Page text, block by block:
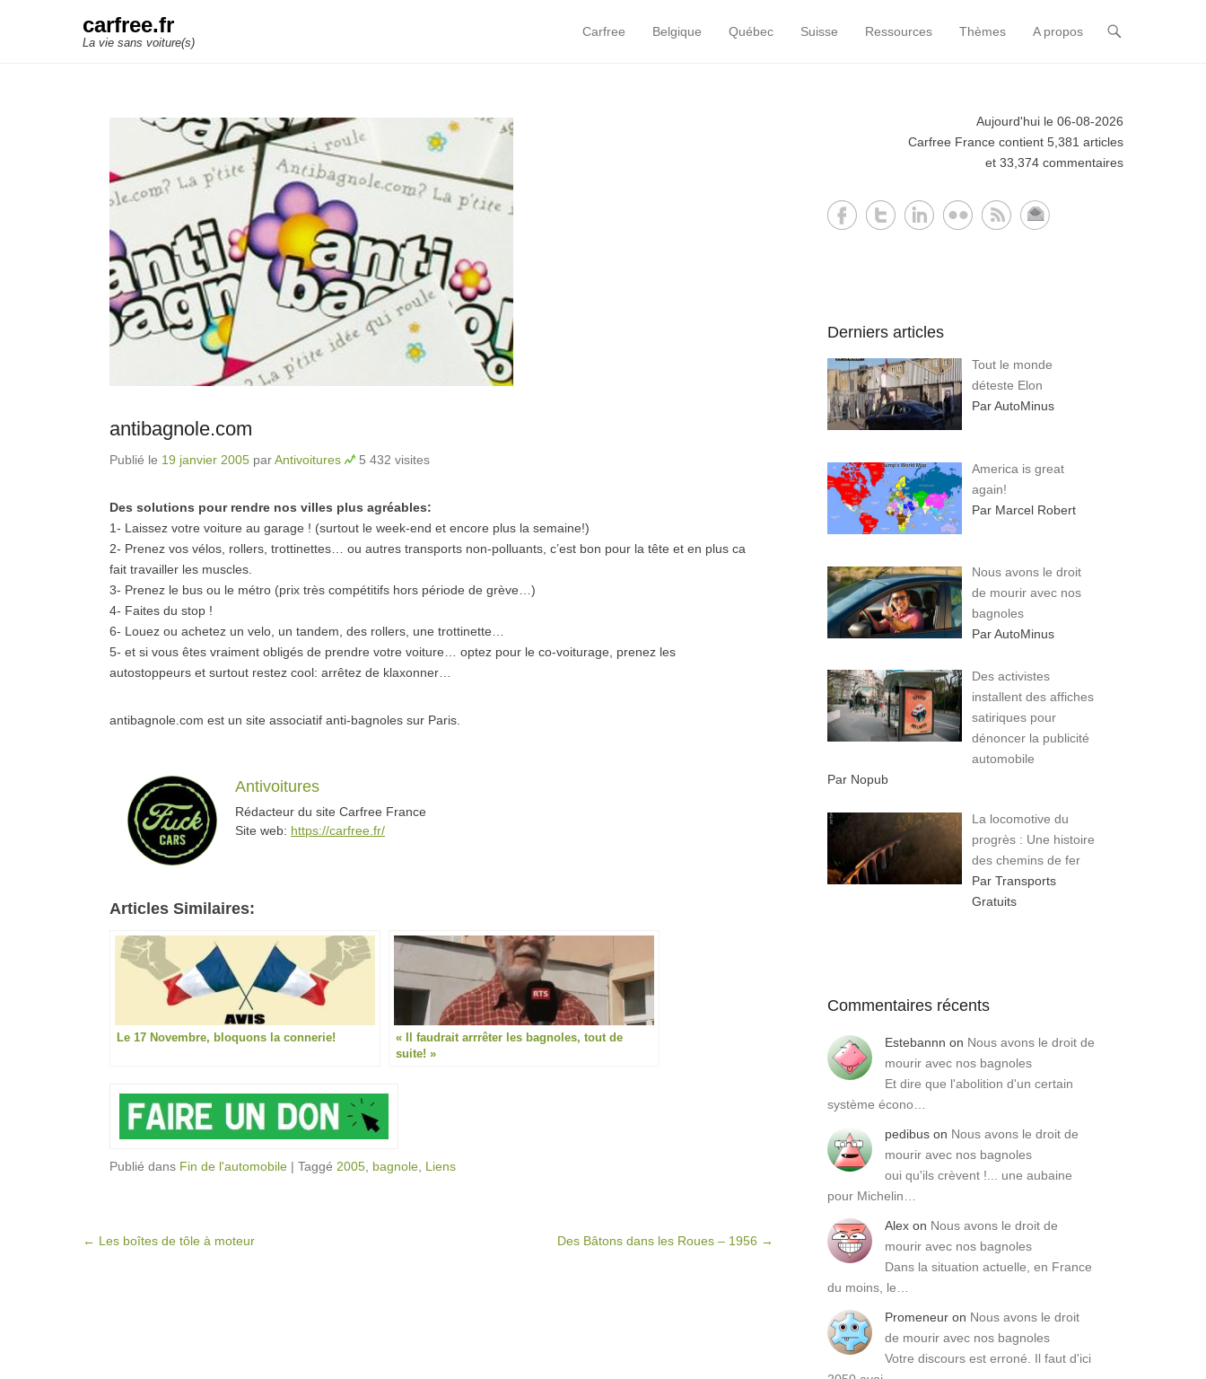
carfree.fr
La vie sans voiture(s)
Primary Menu
Skip to content
Carfree Belgique Québec Suisse Ressources Thèmes A propos
antibagnole.com
Publié le 19 janvier 2005 parAntivoitures 5 432 visites
Des solutions pour rendre nos villes plus agréables:
1- Laissez votre voiture au garage ! (surtout le week-end et encore plus la semaine!)
2- Prenez vos vélos, rollers, trottinettes… ou autres transports non-polluants, c’est bon pour la tête et en plus ca
fait travailler les muscles.
3- Prenez le bus ou le métro (prix très compétitifs hors période de grève…)
4- Faites du stop !
6- Louez ou achetez un velo, un tandem, des rollers, une trottinette…
5- et si vous êtes vraiment obligés de prendre votre voiture… optez pour le co-voiturage, prenez les
autostoppeurs et surtout restez cool: arrêtez de klaxonner…
antibagnole.com est un site associatif anti-bagnoles sur Paris.
Antivoitures
Rédacteur du site Carfree France
Site web: https://carfree.fr/
Articles Similaires:
Le 17 Novembre, bloquons la connerie!
« Il faudrait arrrêter les bagnoles, tout de
suite! »
Publié dans Fin de l'automobile | Taggé 2005 bagnole Liens
Post navigation
← Les boîtes de tôle à moteur Des Bâtons dans les Roues – 1956 →
Aujourd'hui le 06-08-2026
Carfree France contient 5,381 articles
et 33,374 commentaires
Derniers articles
Tout le monde
déteste Elon
Par AutoMinus
America is great
again!
Par Marcel Robert
Nous avons le droit
de mourir avec nos
bagnoles
Par AutoMinus
Des activistes
installent des affiches
satiriques pour
dénoncer la publicité
automobile
Par Nopub
La locomotive du
progrès : Une histoire
des chemins de fer
Par Transports
Gratuits
Commentaires récents
Estebannn on Nous avons le droit de
mourir avec nos bagnoles
Et dire que l'abolition d'un certain
système écono…
pedibus on Nous avons le droit de
mourir avec nos bagnoles
oui qu'ils crèvent !... une aubaine
pour Michelin…
Alex on Nous avons le droit de
mourir avec nos bagnoles
Dans la situation actuelle, en France
du moins, le…
Promeneur on Nous avons le droit
de mourir avec nos bagnoles
Votre discours est erroné. Il faut d'ici